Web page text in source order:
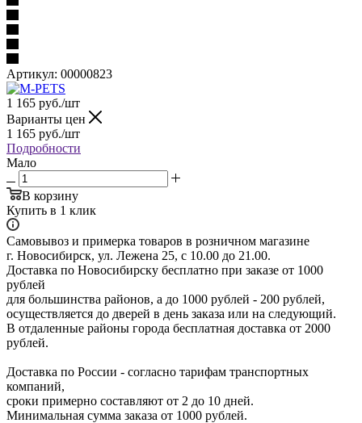
Артикул: 00000823
1 165 руб./шт
Варианты цен
1 165 руб./шт
Подробности
Мало
В корзину
Купить в 1 клик
Самовывоз и примерка товаров в розничном магазине
г. Новосибирск, ул. Лежена 25, с 10.00 до 21.00.
Доставка по Новосибирску бесплатно при заказе от 1000
рублей
для большинства районов, а до 1000 рублей - 200 рублей,
осуществляется до дверей в день заказа или на следующий.
В отдаленные районы города бесплатная доставка от 2000
рублей.
Доставка по России - согласно тарифам транспортных
компаний,
сроки примерно составляют от 2 до 10 дней.
Минимальная сумма заказа от 1000 рублей.